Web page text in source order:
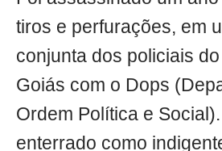
tiros e perfurações, em
conjunta dos policiais
Goiás com o Dops
Ordem Política e
enterrado como